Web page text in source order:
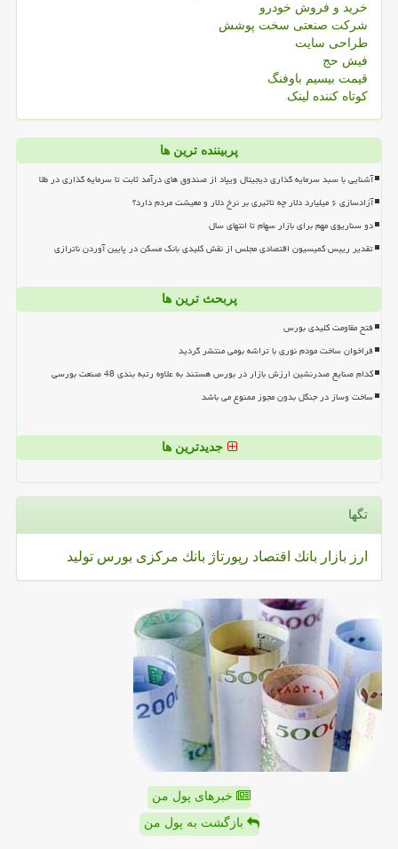
خرید و فروش خودرو
شرکت صنعتی سخت پوشش
طراحی سایت
فیش حج
قیمت بیسیم باوفنگ
کوتاه کننده لینک
پربیننده ترین ها
آشنایی با سبد سرمایه گذاری دیجیتال ویپاد از صندوق های درآمد ثابت تا سرمایه گذاری در طلا
آزادسازی ۶ میلیارد دلار چه تاثیری بر نرخ دلار و معیشت مردم دارد؟
دو سناریوی مهم برای بازار سهام تا انتهای سال
تقدیر رییس کمیسیون اقتصادی مجلس از نقش کلیدی بانک مسکن در پایین آوردن ناترازی
پربحث ترین ها
فتح مقاومت کلیدی بورس
فراخوان ساخت مودم نوری با تراشه بومی منتشر گردید
کدام صنایع صدرنشین ارزش بازار در بورس هستند به علاوه رتبه بندی 48 صنعت بورسی
ساخت وساز در جنگل بدون مجوز ممنوع می باشد
جدیدترین ها
تگها
ارز بازار بانك اقتصاد رپورتاژ بانك مركزی بورس تولید
خبرهای پول من
بازگشت به پول من